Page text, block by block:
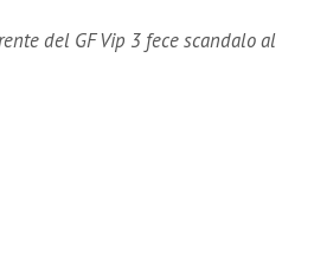
del GF Vip 3 fece scandalo al